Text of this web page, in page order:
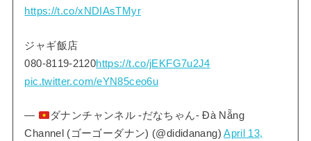
https://t.co/xNDIAsTMyr
ジャギ飯店
080-8119-2120https://t.co/jEKFG7u2J4
pic.twitter.com/eYN85ceo6u
—
ダナンチャンネル -だなちゃん- Đà Nẵng
Channel (ゴーゴーダナン) (@dididanang)April 13,